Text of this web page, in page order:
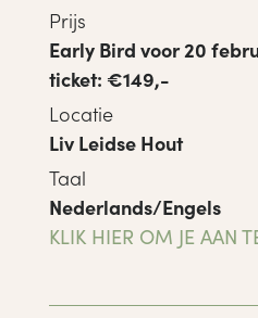
Prijs
Early Bird voor 20
ticket: €149,-
Locatie
Liv Leidse Hout
Taal
Nederlands/Engels
KLIK HIER OM JE AAN